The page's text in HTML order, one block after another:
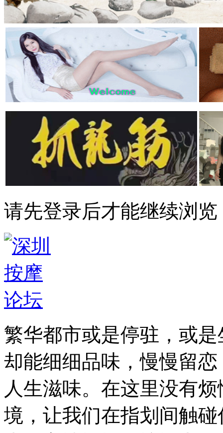
请先登录后才能继续浏览
繁华都市或是停驻，或
却能细细品味，慢慢留
人生滋味。在这里没有
境，让我们在指划间触